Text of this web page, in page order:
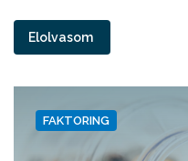
Elolvasom
FAKTORING